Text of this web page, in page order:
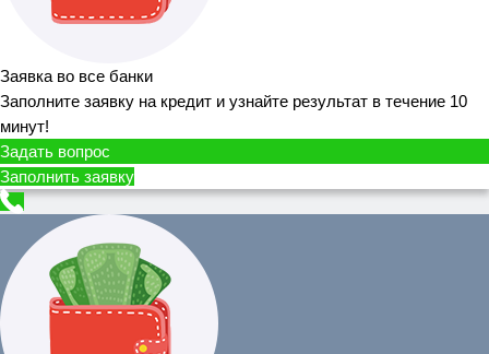
Заявка во все банки
Заполните заявку на кредит и узнайте результат в течение 10
минут!
Задать вопрос
Заполнить заявку